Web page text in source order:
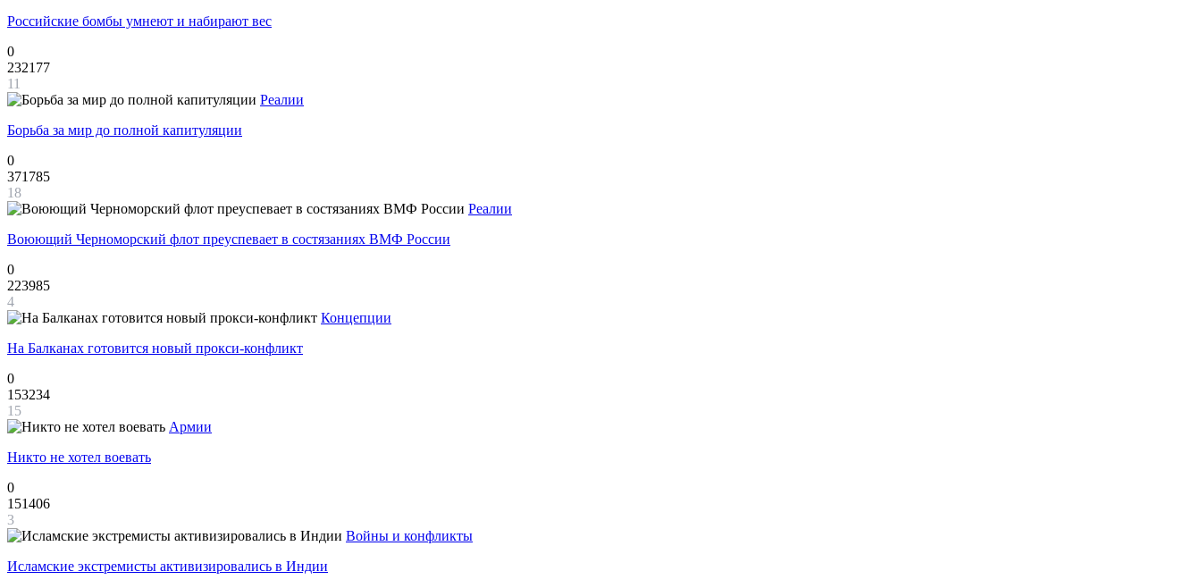
Российские бомбы умнеют и набирают вес
0
232177
11
Реалии
Борьба за мир до полной капитуляции
0
371785
18
Реалии
Воюющий Черноморский флот преуспевает в состязаниях ВМФ России
0
223985
4
Концепции
На Балканах готовится новый прокси-конфликт
0
153234
15
Армии
Никто не хотел воевать
0
151406
3
Войны и конфликты
Исламские экстремисты активизировались в Индии